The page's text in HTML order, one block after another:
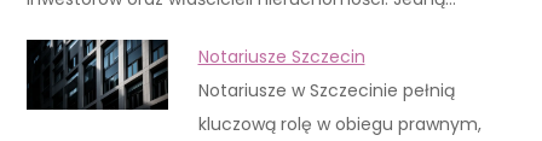
Notariusze Szczecin
Notariusze w Szczecinie pełnią
kluczową rolę w obiegu prawnym,